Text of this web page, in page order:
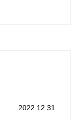
2022.12.31